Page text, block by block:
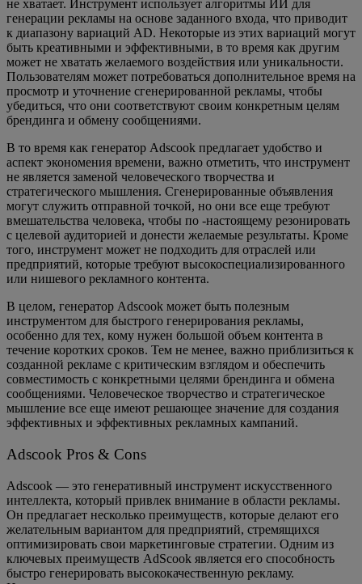
не хватает. Инструмент использует алгоритмы ИИ для
генерации рекламы на основе заданного входа, что приводит
к диапазону вариаций AD. Некоторые из этих вариаций могут
быть креативными и эффективными, в то время как другим
может не хватать желаемого воздействия или уникальности.
Пользователям может потребоваться дополнительное время на
просмотр и уточнение сгенерированной рекламы, чтобы
убедиться, что они соответствуют своим конкретным целям
брендинга и обмену сообщениями.
В то время как генератор Adscook предлагает удобство и
аспект экономения времени, важно отметить, что инструмент
не является заменой человеческого творчества и
стратегического мышления. Сгенерированные объявления
могут служить отправной точкой, но они все еще требуют
вмешательства человека, чтобы по -настоящему резонировать
с целевой аудиторией и донести желаемые результаты. Кроме
того, инструмент может не подходить для отраслей или
предприятий, которые требуют высокоспециализированного
или нишевого рекламного контента.
В целом, генератор Adscook может быть полезным
инструментом для быстрого генерирования рекламы,
особенно для тех, кому нужен большой объем контента в
течение коротких сроков. Тем не менее, важно приблизиться к
созданной рекламе с критическим взглядом и обеспечить
совместимость с конкретными целями брендинга и обмена
сообщениями. Человеческое творчество и стратегическое
мышление все еще имеют решающее значение для создания
эффективных и эффективных рекламных кампаний.
Adscook Pros & Cons
Adscook — это генеративный инструмент искусственного
интеллекта, который привлек внимание в области рекламы.
Он предлагает несколько преимуществ, которые делают его
желательным вариантом для предприятий, стремящихся
оптимизировать свои маркетинговые стратегии. Одним из
ключевых преимуществ AdScook является его способность
быстро генерировать высококачественную рекламу.